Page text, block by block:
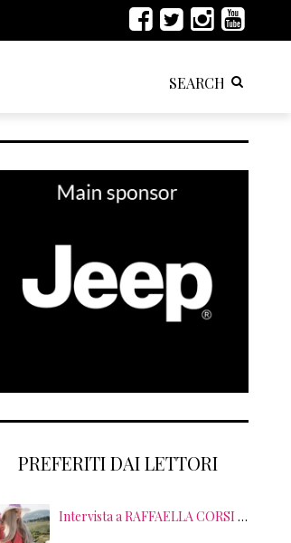
PREFERITI DAI LETTORI
Intervista a RAFFAELLA CORSI tra EVENTI, PSICOLOGIA ed EMOZIONI